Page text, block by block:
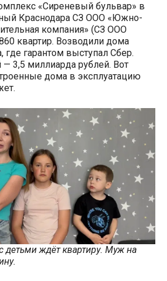
«Сиреневый бульвар» в
Краснодара СЗ ООО «Южно-
компания» (СЗ ООО
квартир. Возводили дома
где гарантом выступал Сбер.
3,5 миллиарда рублей. Вот
дома в эксплуатацию
детьми ждёт квартиру. Муж на